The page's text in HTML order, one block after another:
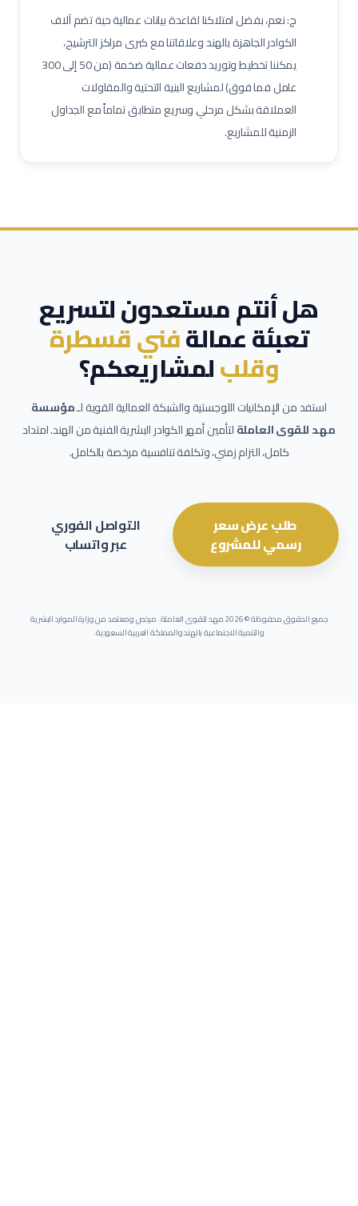
مهندس تشغيل وتدشين
كبير مهندسين بحريين
بحار مؤهل
مدير مشاريع
مهندس موقع
مسؤول سلامة وصحة مهنية
حاسب كميات
طاهي / شيف محترف
مقدم طعام / ويتر
مشرف خدمات غرف
عامل نظافة تجارية عامل تعبئة وتغليف
ج: نعم، بفضل امتلاكنا لقاعدة بيانات عمالية حية تضم آلاف
الكوادر الجاهزة بالهند وعلاقاتنا مع كبرى مراكز الترشيح،
يمكننا تخطيط وتوريد دفعات عمالية ضخمة (من 50 إلى 300
عامل فما فوق) لمشاريع البنية التحتية والمقاولات
العملاقة بشكل مرحلي وسريع متطابق تماماً مع الجداول
الزمنية للمشاريع.
هل أنتم مستعدون لتسريع
تعبئة عمالةفني قسطرة
وقلبلمشاريعكم؟
استفد من الإمكانيات اللوجستية والشبكة العمالية القوية لـمؤسسة
مهد للقوى العاملةلتأمين أمهر الكوادر البشرية الفنية من الهند. امتداد
كامل، التزام زمني، وتكلفة تنافسية مرخصة بالكامل.
طلب عرض سعر
رسمي للمشروع
التواصل الفوري
عبر واتساب
جميع الحقوق محفوظة ©2026مهد للقوى العاملة. مرخص ومعتمد من وزارة الموارد البشرية
والتنمية الاجتماعية بالهند والمملكة العربية السعودية.